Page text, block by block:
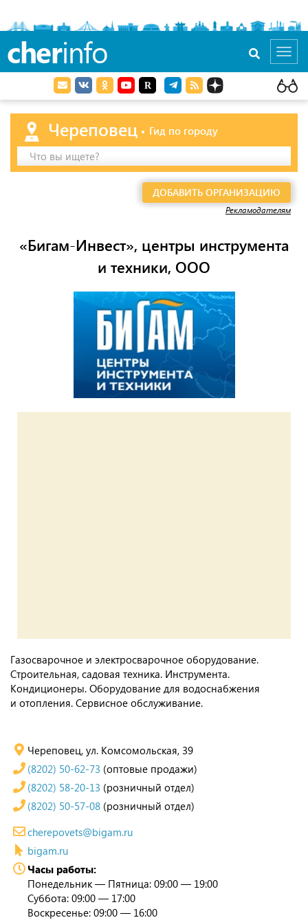
cherinfo
Череповец
Гид по городу
Что вы ищете?
ДОБАВИТЬ ОРГАНИЗАЦИЮ
Рекламодателям
«Бигам-Инвест», центры инструмента
и техники, ООО
Газосварочное и электросварочное оборудование.
Строительная, садовая техника. Инструмента.
Кондиционеры. Оборудование для водоснабжения
и отопления. Сервисное обслуживание.
Череповец, ул. Комсомольская, 39
(8202) 50-62-73 (оптовые продажи)
(8202) 58-20-13 (розничный отдел)
(8202) 50-57-08 (розничный отдел)
cherepovets@bigam.ru
bigam.ru
Часы работы:
Понедельник — Пятница: 09:00 — 19:00
Суббота: 09:00 — 17:00
Воскресенье: 09:00 — 16:00